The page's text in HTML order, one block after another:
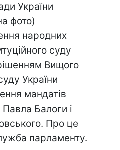
України
фото)
народних
суду
Вищого
України
мандатів
Балоги і
Про це
парламенту.